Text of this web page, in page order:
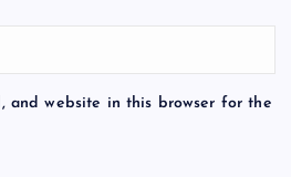
and website in this browser for the